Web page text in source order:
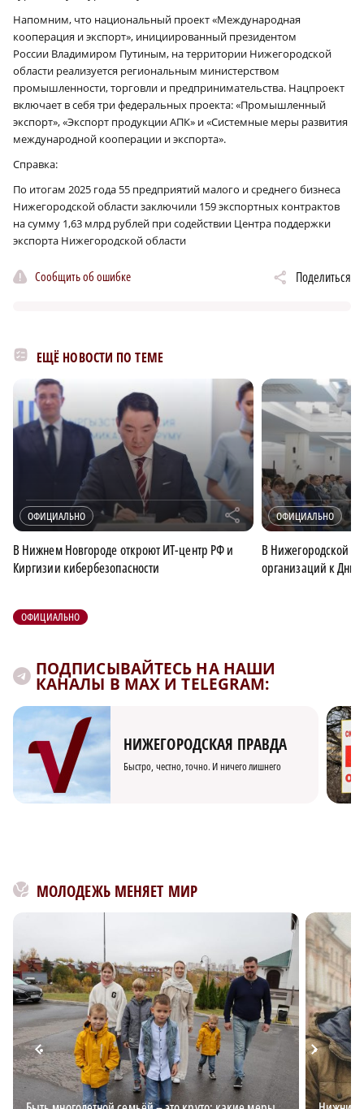
Напомним, что национальный проект «Международная
кооперация и экспорт», инициированный президентом
России Владимиром Путиным, на территории Нижегородской
области реализуется региональным министерством
промышленности, торговли и предпринимательства. Нацпроект
включает в себя три федеральных проекта: «Промышленный
экспорт», «Экспорт продукции АПК» и «Системные меры развития
международной кооперации и экспорта».
Справка:
По итогам 2025 года 55 предприятий малого и среднего бизнеса
Нижегородской области заключили 159 экспортных контрактов
на сумму 1,63 млрд рублей при содействии Центра поддержки
экспорта Нижегородской области
Сообщить об ошибке Поделиться
ЕЩЁ НОВОСТИ ПО ТЕМЕ
ОФИЦИАЛЬНО r
В Нижнем Новгороде откроют ИТ-центр РФ и
Киргизии кибербезопасности
ОФИЦИАЛЬНО
В Нижегородской
организаций к Дню
ОФИЦИАЛЬНО
ПОДПИСЫВАЙТЕСЬ НА НАШИ
КАНАЛЫ В MAX И TELEGRAM:
НИЖЕГОРОДСКАЯ ПРАВДА
Быстро, честно, точно. И ничего лишнего
МОЛОДЕЖЬ МЕНЯЕТ МИР